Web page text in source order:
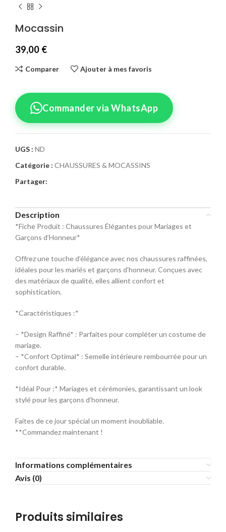
Mocassin
39,00 €
Comparer Ajouter à mes favoris
Sélectionnez la taille pour le produit
Mocassin
40 42 44
Commander via WhatsApp
UGS : ND
Catégorie : CHAUSSURES & MOCASSINS
Partager:
Description
*Fiche Produit : Chaussures Élégantes pour Mariages et
Garçons d’Honneur*
Offrez une touche d’élégance avec nos chaussures raffinées,
idéales pour les mariés et garçons d’honneur. Conçues avec
des matériaux de qualité, elles allient confort et
sophistication.
*Caractéristiques :*
– *Design Raffiné* : Parfaites pour compléter un costume de
mariage.
– *Confort Optimal* : Semelle intérieure rembourrée pour un
confort durable.
*Idéal Pour :* Mariages et cérémonies, garantissant un look
stylé pour les garçons d’honneur.
Faites de ce jour spécial un moment inoubliable.
**Commandez maintenant !
Informations complémentaires
Avis (0)
Produits similaires